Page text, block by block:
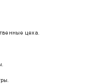
цеха.